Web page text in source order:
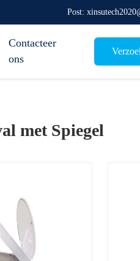
Post:
Contacteer
ons
met Spiegel